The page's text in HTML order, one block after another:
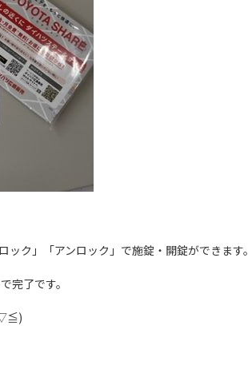
ク」「アンロック」で施錠・開錠ができます。
完了です。